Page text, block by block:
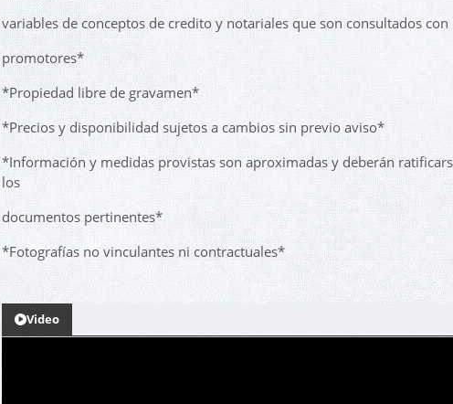
variables de conceptos de credito y notariales que son consultados con
promotores*
*Propiedad libre de gravamen*
*Precios y disponibilidad sujetos a cambios sin previo aviso*
*Información y medidas provistas son aproximadas y deberán
los
documentos pertinentes*
*Fotografías no vinculantes ni contractuales*
Video